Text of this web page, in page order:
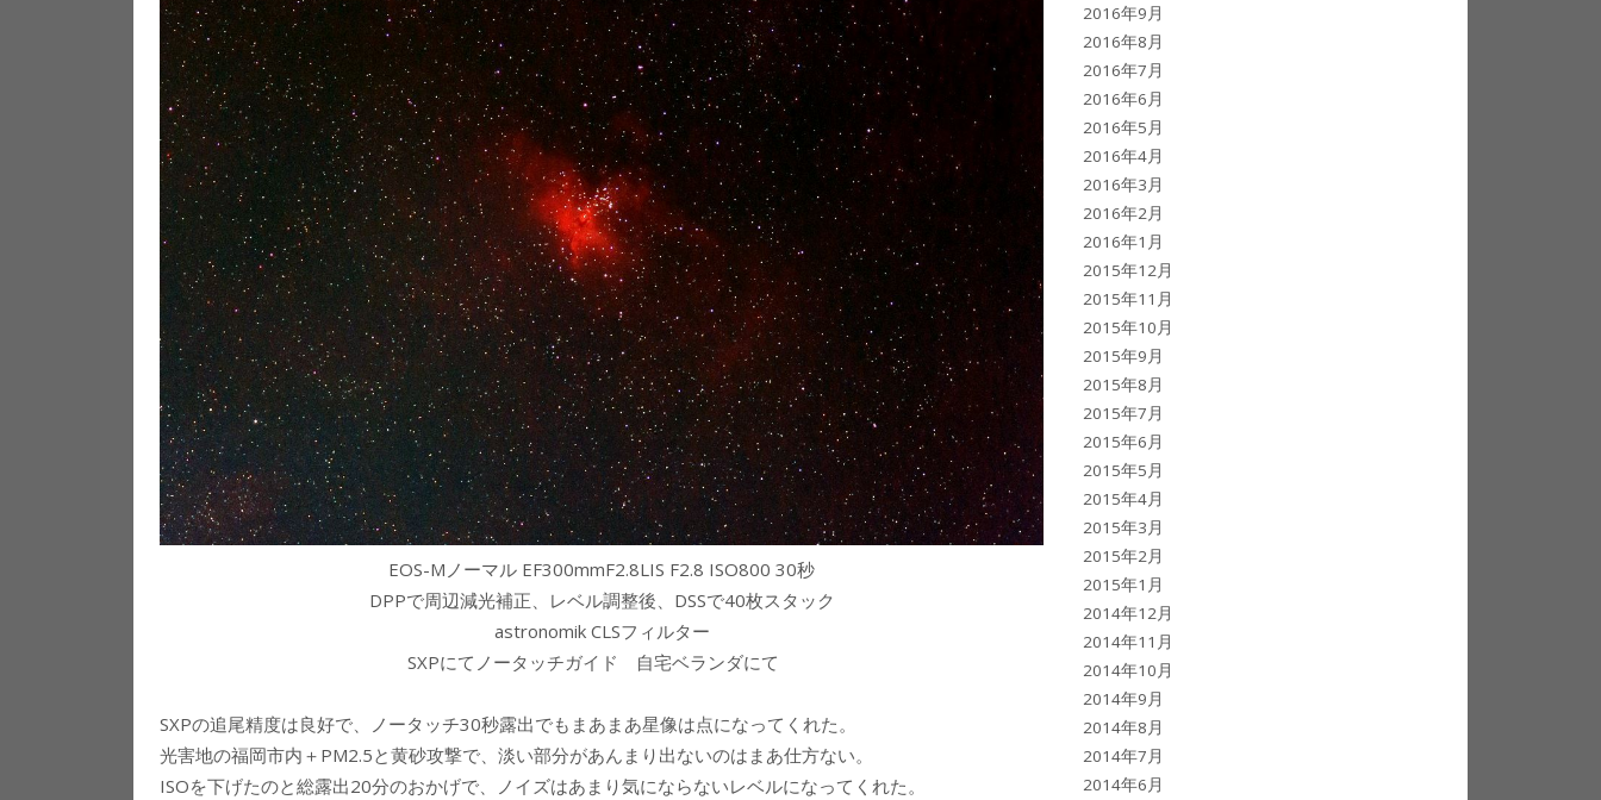
EOS-Mノーマル EF300mmF2.8LIS F2.8 ISO800 30秒
DPPで周辺減光補正、レベル調整後、DSSで40枚スタック
astronomik CLSフィルター
SXPにてノータッチガイド 自宅ベランダにて
SXPの追尾精度は良好で、ノータッチ30秒露出でもまあまあ星像は点になってくれた。
光害地の福岡市内＋PM2.5と黄砂攻撃で、淡い部分があんまり出ないのはまあ仕方ない。
ISOを下げたのと総露出20分のおかげで、ノイズはあまり気にならないレベルになってくれた。
2016年9月
2016年8月
2016年7月
2016年6月
2016年5月
2016年4月
2016年3月
2016年2月
2016年1月
2015年12月
2015年11月
2015年10月
2015年9月
2015年8月
2015年7月
2015年6月
2015年5月
2015年4月
2015年3月
2015年2月
2015年1月
2014年12月
2014年11月
2014年10月
2014年9月
2014年8月
2014年7月
2014年6月